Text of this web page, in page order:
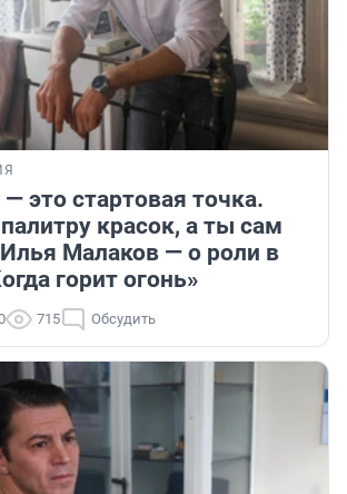
это стартовая точка.
красок, а ты сам
Малаков — о роли в
горит огонь»
715 Обсудить